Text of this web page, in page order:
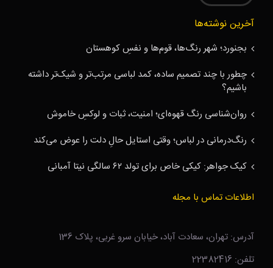
آخرین نوشته‌ها
بجنورد؛ شهر رنگ‌ها، قوم‌ها و نفسِ کوهستان
چطور با چند تصمیم ساده، کمد لباسی مرتب‌تر و شیک‌تر داشته
باشیم؟
روان‌شناسی رنگ قهوه‌ای؛ امنیت، ثبات و لوکسِ خاموش
رنگ‌درمانی در لباس؛ وقتی استایل حالِ دلت را عوض می‌کند
کیک جواهر: کیکی خاص برای تولد ۶۲ سالگی نیتا آمبانی
اطلاعات تماس با مجله
آدرس: تهران، سعادت آباد، خیابان سرو غربی، پلاک 136
تلفن: 22382416